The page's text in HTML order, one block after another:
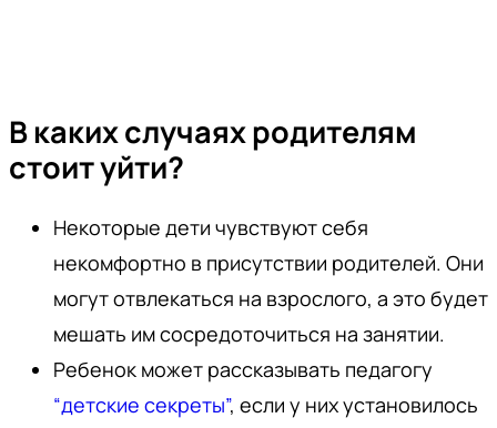
В каких случаях родителям
стоит уйти?
Некоторые дети чувствуют себя
некомфортно в присутствии родителей. Они
могут отвлекаться на взрослого, а это будет
мешать им сосредоточиться на занятии.
Ребенок может рассказывать педагогу
“детские секреты”, если у них установилось